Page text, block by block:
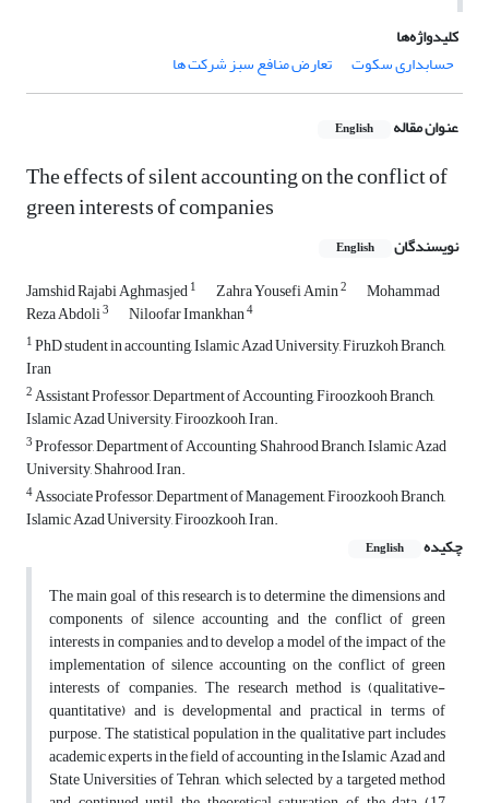
کلیدواژه‌ها
حسابداری سکوت
تعارض منافع سبز شرکت ها
عنوان مقاله English
The effects of silent accounting on the conflict of
green interests of companies
نویسندگان English
Jamshid Rajabi Aghmasjed1 Zahra Yousefi Amin2 Mohammad
Reza Abdoli3 Niloofar Imankhan4
1PhD student in accounting, Islamic Azad University, Firuzkoh Branch,
Iran
2Assistant Professor, Department of Accounting, Firoozkooh Branch,
Islamic Azad University, Firoozkooh, Iran.
3Professor, Department of Accounting, Shahrood Branch, Islamic Azad
University, Shahrood, Iran.
4Associate Professor, Department of Management, Firoozkooh Branch,
Islamic Azad University, Firoozkooh, Iran.
چکیده
English
The main goal of this research is to determine the dimensions and
components of silence accounting and the conflict of green
interests in companies, and to develop a model of the impact of the
implementation of silence accounting on the conflict of green
interests of companies. The research method is (qualitative-
quantitative) and is developmental and practical in terms of
purpose. The statistical population in the qualitative part includes
academic experts in the field of accounting in the Islamic Azad and
State Universities of Tehran, which selected by a targeted method